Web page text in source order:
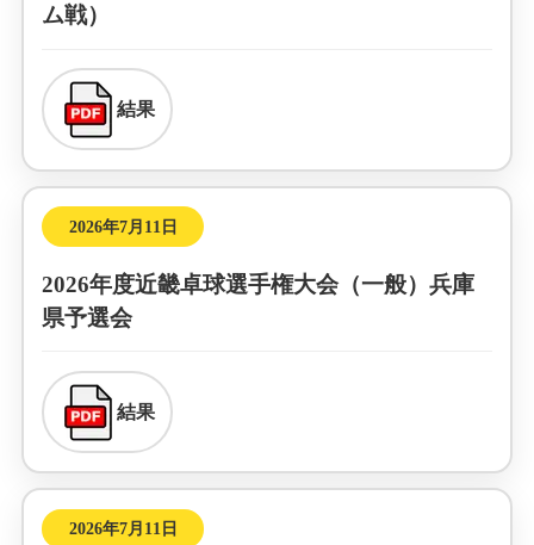
ム戦）
結果
2026年7月11日
2026年度近畿卓球選手権大会（一般）兵庫
県予選会
結果
2026年7月11日